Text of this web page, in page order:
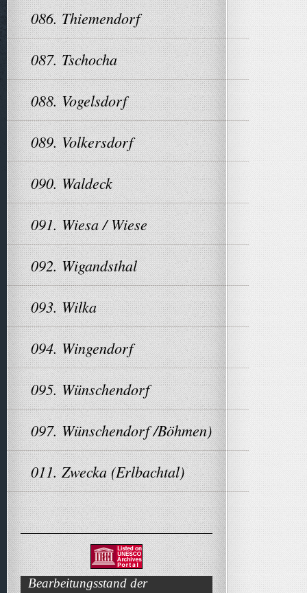
086. Thiemendorf
087. Tschocha
088. Vogelsdorf
089. Volkersdorf
090. Waldeck
091. Wiesa / Wiese
092. Wigandsthal
093. Wilka
094. Wingendorf
095. Wünschendorf
097. Wünschendorf /Böhmen)
011. Zwecka (Erlbachtal)
Bearbeitungsstand der